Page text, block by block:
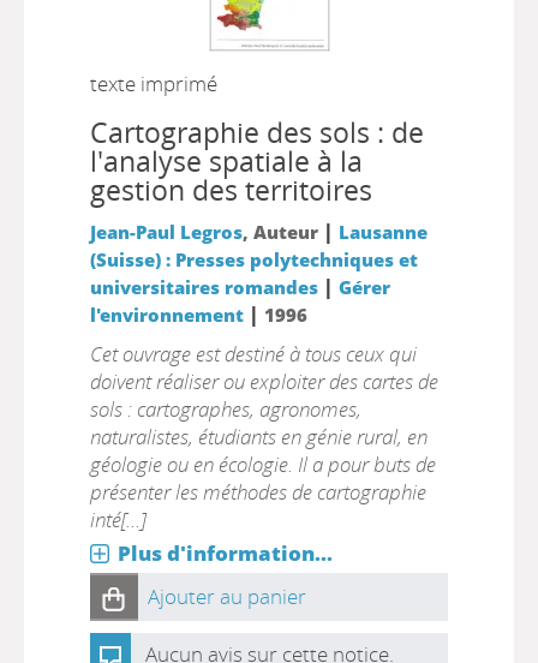
texte imprimé
Cartographie des sols : de
l'analyse spatiale à la
gestion des territoires
Jean-Paul Legros, Auteur | Lausanne
(Suisse) : Presses polytechniques et
universitaires romandes| Gérer
l'environnement| 1996
Cet ouvrage est destiné à tous ceux qui
doivent réaliser ou exploiter des cartes de
sols : cartographes, agronomes,
naturalistes, étudiants en génie rural, en
géologie ou en écologie. Il a pour buts de
présenter les méthodes de cartographie
inté[...]
Plus d'information...
Ajouter au panier
Aucun avis sur cette notice.